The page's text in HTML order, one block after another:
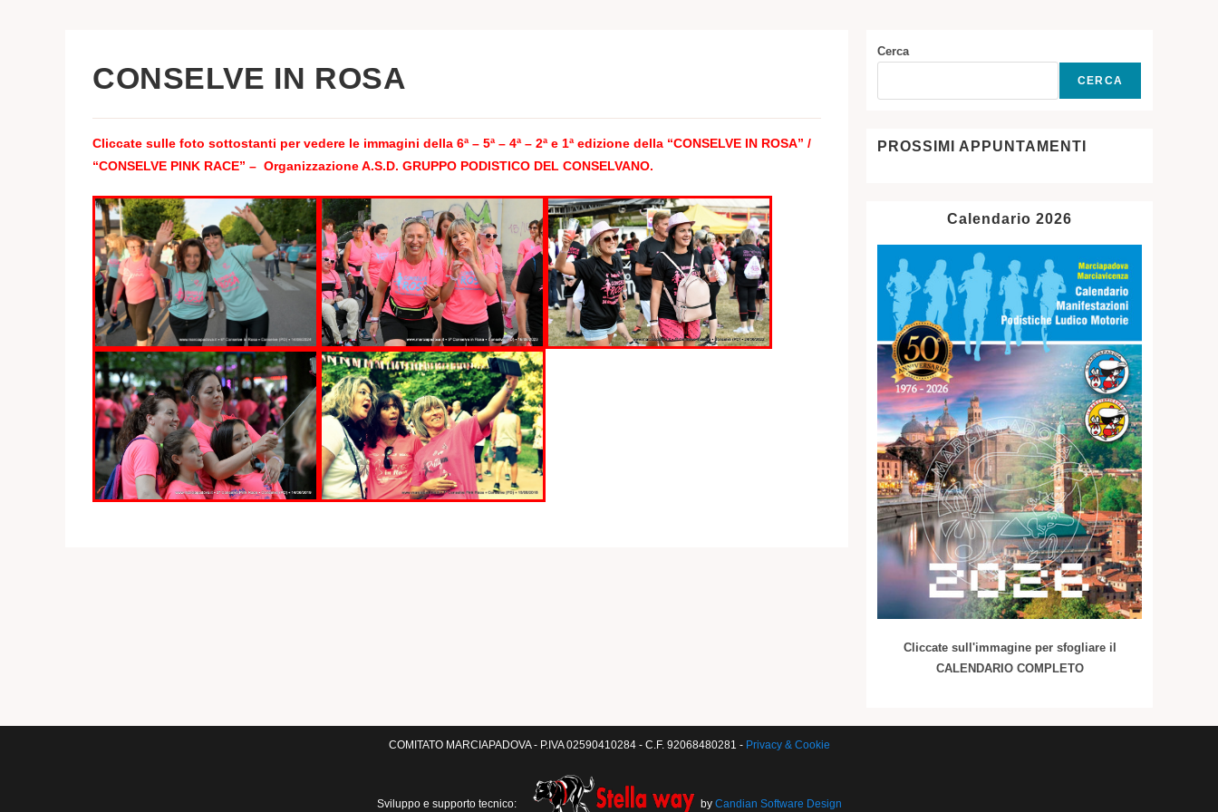
CONSELVE IN ROSA
Cliccate sulle foto sottostanti per vedere le immagini della 6ª – 5ª – 4ª – 2ª e 1ªedizione della “CONSELVE IN ROSA” /
“CONSELVE PINK RACE” – Organizzazione A.S.D. GRUPPO PODISTICO DEL CONSELVANO.
Cerca
CERCA
PROSSIMI APPUNTAMENTI
Calendario 2026
Cliccate sull'immagine per sfogliare il
CALENDARIO COMPLETO
COMITATO MARCIAPADOVA - P.IVA 02590410284 - C.F. 92068480281 - Privacy & Cookie
Sviluppo e supporto tecnico: by Candian Software Design